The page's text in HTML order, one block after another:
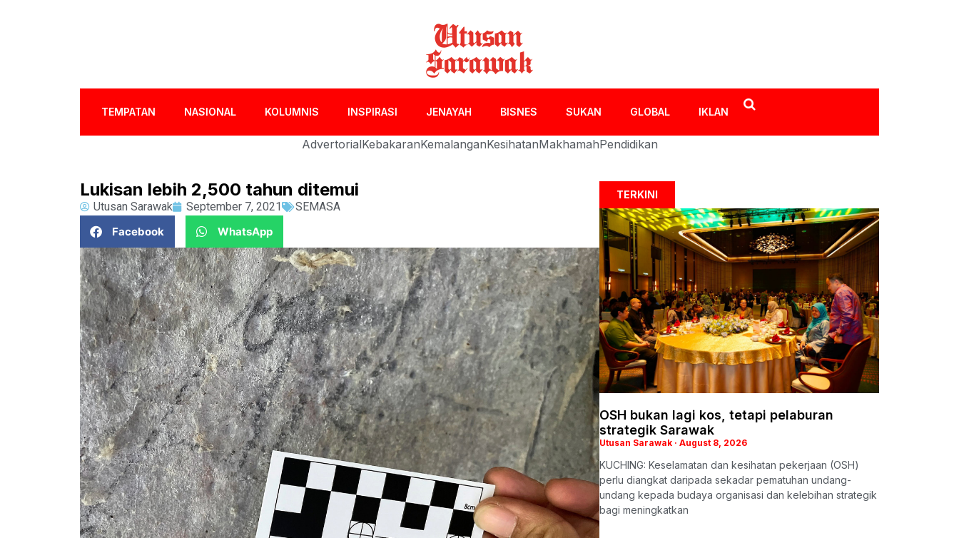
TEMPATAN NASIONAL KOLUMNIS INSPIRASI JENAYAH BISNES SUKAN GLOBAL IKLAN
AdvertorialKebakaranKemalanganKesihatanMakhamahPendidikan
Lukisan lebih 2,500 tahun ditemui
Utusan Sarawak September 7, 2021
SEMASA
Facebook
WhatsApp
TERKINI
OSH bukan lagi kos, tetapi pelaburan
strategik Sarawak
Utusan Sarawak August 8, 2026
KUCHING: Keselamatan dan kesihatan pekerjaan (OSH)
perlu diangkat daripada sekadar pematuhan undang-
undang kepada budaya organisasi dan kelebihan strategik
bagi meningkatkan